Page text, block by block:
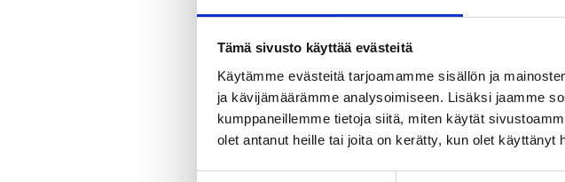
Tämä sivusto käyttää evästeitä
Käytämme evästeitä tarjoamamme sisällön ja
ja kävijämäärämme analysoimiseen. Lisäksi jaamme
kumppaneillemme tietoja siitä, miten käytät
olet antanut heille tai joita on kerätty, kun olet käyttänyt
Historiallisen suuren
taloudellista sitoutumista
hyvinvointi, ei
Allekirjoittajat:
Juha Mikkonen,
p. 050 527 4780,